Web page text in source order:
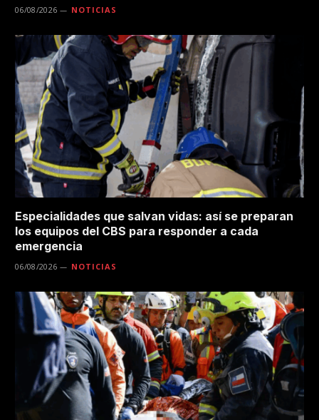
06/08/2026 NOTICIAS
Especialidades que salvan vidas: así se preparan
los equipos del CBS para responder a cada
emergencia
06/08/2026 NOTICIAS